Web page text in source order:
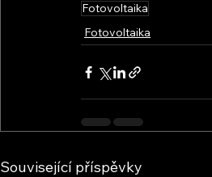
Fotovoltaika
Fotovoltaika
Související příspěvky